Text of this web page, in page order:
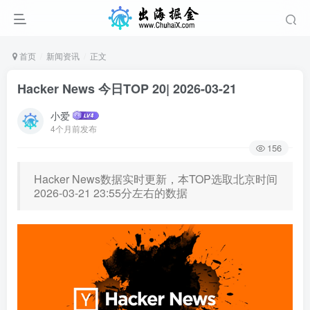
首页 新闻资讯 正文
Hacker News 今日TOP 20| 2026-03-21
小爱
4个月前发布
156
Hacker News数据实时更新，本TOP选取北京时间
2026-03-21 23:55分左右的数据